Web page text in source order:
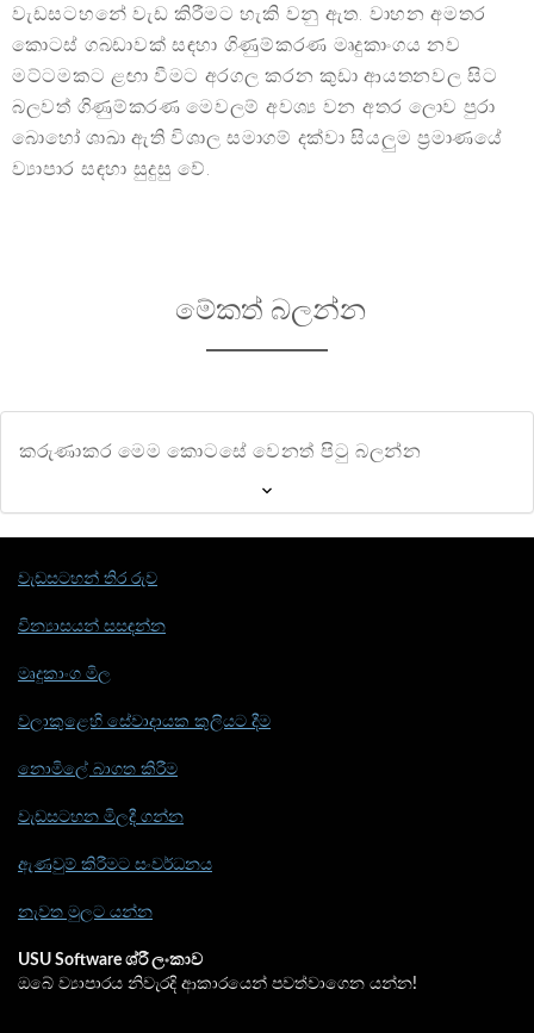
වැඩසටහනේ වැඩ කිරීමට හැකි වනු ඇත. වාහන අමතර
කොටස් ගබඩාවක් සඳහා ගිණුම්කරණ මෘදුකාංගය නව
මට්ටමකට ළඟා වීමට අරගල කරන කුඩා ආයතනවල සිට
බලවත් ගිණුම්කරණ මෙවලම් අවශ්‍ය වන අතර ලොව පුරා
බොහෝ ශාඛා ඇති විශාල සමාගම් දක්වා සියලුම ප්‍රමාණයේ
ව්‍යාපාර සඳහා සුදුසු වේ.
මේකත් බලන්න
කරුණාකර මෙම කොටසේ වෙනත් පිටු බලන්න
වැඩසටහන් තිර රුව
වින්‍යාසයන් සසඳන්න
මෘදුකාංග මිල
වලාකුළෙහි සේවාදායක කුලියට දීම
නොමිලේ බාගත කිරීම
වැඩසටහන මිලදී ගන්න
ඇණවුම් කිරීමට සංවර්ධනය
නැවත මුලට යන්න
USU Software ශ්රී ලංකාව
ඔබේ ව්‍යාපාරය නිවැරදි ආකාරයෙන් පවත්වාගෙන යන්න!